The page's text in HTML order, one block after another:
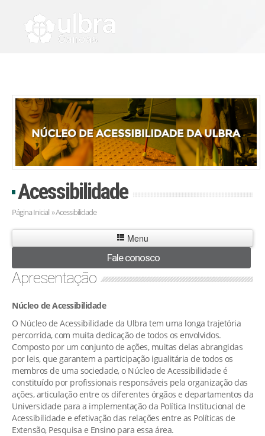
Acessibilidade
Página Inicial » Acessibilidade
Menu
Fale conosco
Apresentação
Núcleo de Acessibilidade
O Núcleo de Acessibilidade da Ulbra tem uma longa trajetória
percorrida, com muita dedicação de todos os envolvidos.
Composto por um conjunto de ações, muitas delas abrangidas
por leis, que garantem a participação igualitária de todos os
membros de uma sociedade, o Núcleo de Acessibilidade é
constituído por profissionais responsáveis pela organização das
ações, articulação entre os diferentes órgãos e departamentos da
Universidade para a implementação da Política Institucional de
Acessibilidade e efetivação das relações entre as Políticas de
Extensão, Pesquisa e Ensino para essa área.